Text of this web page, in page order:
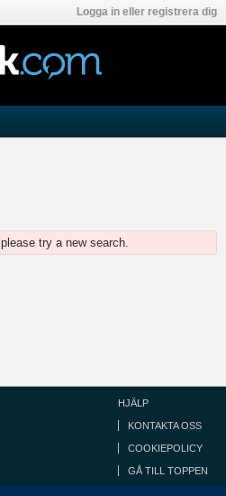
Logga in eller registrera dig
try a new search.
HJÄLP
KONTAKTA OSS
COOKIEPOLICY
GÅ TILL TOPPEN